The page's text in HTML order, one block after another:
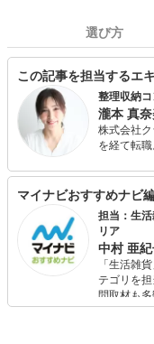
選び方
この記事を担当するエ
整理収納
瀧本 真
株式会社
を経て転
有。 出版
て「サタデ
ィア出演
サーとし
務、ショ
マイナビおすすめナビ
担当：生
リア
中村 亜
「生活雑
テゴリを
問取材も
りや壁紙